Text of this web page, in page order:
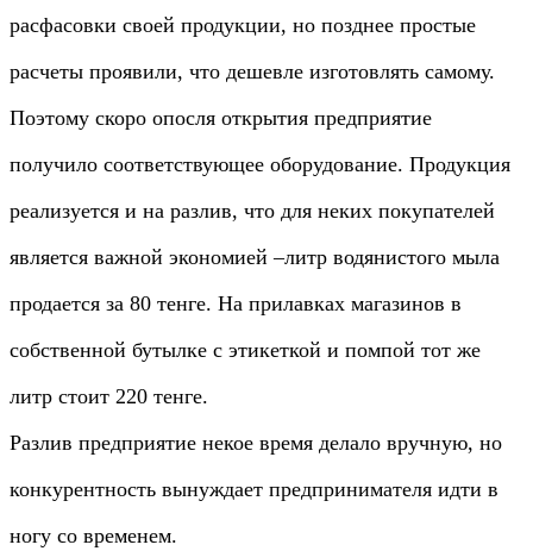
расфасовки своей продукции, но позднее простые
расчеты проявили, что дешевле изготовлять самому.
Поэтому скоро опосля открытия предприятие
получило соответствующее оборудование. Продукция
реализуется и на разлив, что для неких покупателей
является важной экономией –литр водянистого мыла
продается за 80 тенге. На прилавках магазинов в
собственной бутылке с этикеткой и помпой тот же
литр стоит 220 тенге.
Разлив предприятие некое время делало вручную, но
конкурентность вынуждает предпринимателя идти в
ногу со временем.